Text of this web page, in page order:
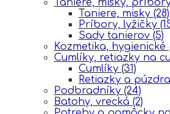
Taniere, misky (28)
Príbory, lyžičky
Sady tanierov (5)
Kozmetika,
Cumlíky, retiazky na
Cumlíky (31)
Retiazky a
Podbradníky (24)
Batohy, vrecká (2)